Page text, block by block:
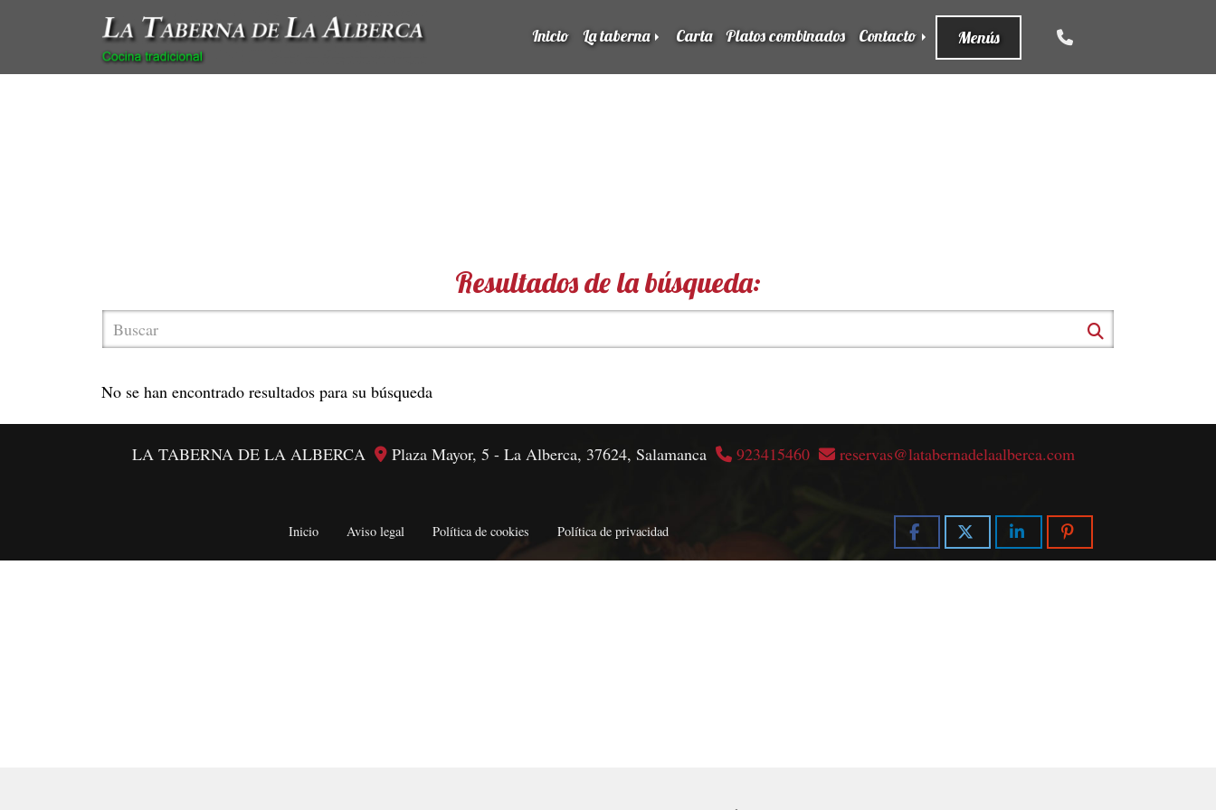
Inicio La taberna Carta Platos combinados Contacto Menús
Resultados de la búsqueda:
No se han encontrado resultados para su búsqueda
LA TABERNA DE LA ALBERCA Plaza Mayor, 5 - La Alberca, 37624, Salamanca 923415460 reservas latabernadelaalberca.com
Inicio Aviso legal Política de cookies Política de privacidad